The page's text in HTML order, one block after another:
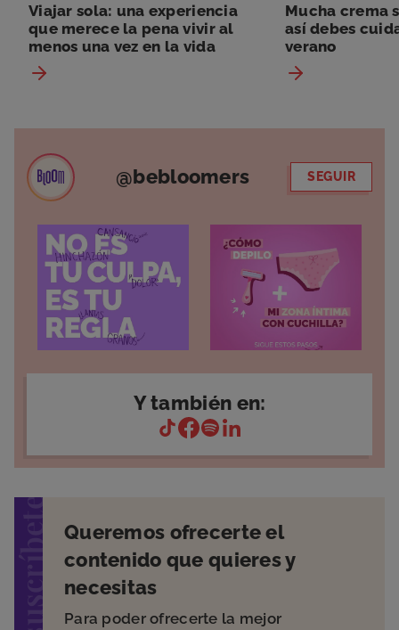
Viajar sola: una experiencia
que merece la pena vivir al
menos una vez en la vida
Mucha crema
así debes
verano
@bebloomers SEGUIR
Y también en:
Queremos ofrecerte el
contenido que quieres y
necesitas
Para poder ofrecerte la mejor